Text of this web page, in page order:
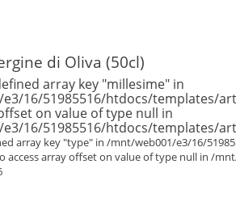
di Oliva (50cl)
array key "millesime" in
16/51985516/htdocs/templates/
on value of type null in
16/51985516/htdocs/templates/
array key "type" in /mnt/web001/e3/16/
access array offset on value of type null in /